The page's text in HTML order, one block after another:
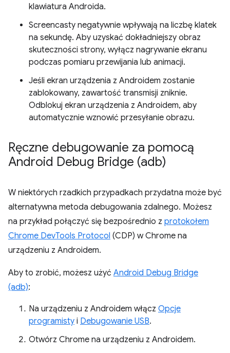
klawiatura Androida.
Screencasty negatywnie wpływają na liczbę klatek
na sekundę. Aby uzyskać dokładniejszy obraz
skuteczności strony, wyłącz nagrywanie ekranu
podczas pomiaru przewijania lub animacji.
Jeśli ekran urządzenia z Androidem zostanie
zablokowany, zawartość transmisji zniknie.
Odblokuj ekran urządzenia z Androidem, aby
automatycznie wznowić przesyłanie obrazu.
Ręczne debugowanie za pomocą
Android Debug Bridge (adb)
W niektórych rzadkich przypadkach przydatna może być
alternatywna metoda debugowania zdalnego. Możesz
na przykład połączyć się bezpośrednio z protokołem
Chrome DevTools Protocol (CDP) w Chrome na
urządzeniu z Androidem.
Aby to zrobić, możesz użyć Android Debug Bridge
(adb):
Na urządzeniu z Androidem włącz Opcje
programisty i Debugowanie USB.
Otwórz Chrome na urządzeniu z Androidem.